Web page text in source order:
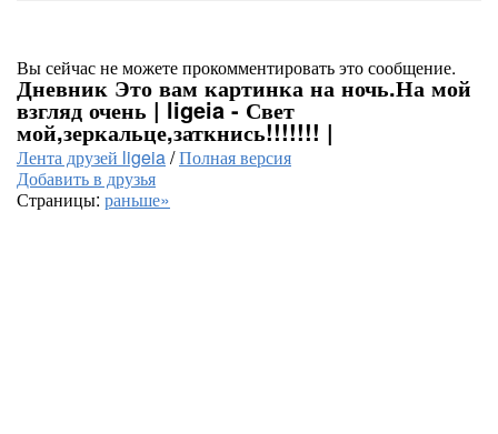
Вы сейчас не можете прокомментировать это сообщение.
Дневник Это вам картинка на ночь.На мой
взгляд очень | ligeia - Свет
мой,зеркальце,заткнись!!!!!!! |
Лента друзей ligeia/Полная версия
Добавить в друзья
Страницы: раньше»